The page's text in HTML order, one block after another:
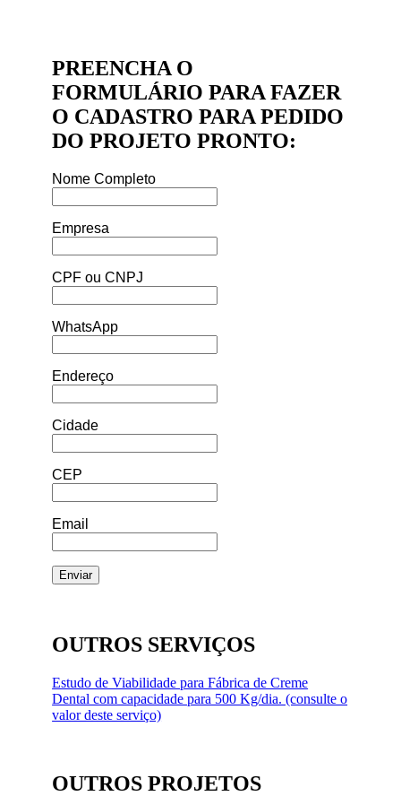
PREENCHA O
FORMULÁRIO PARA FAZER
O CADASTRO PARA PEDIDO
DO PROJETO PRONTO:
Nome Completo
Empresa
CPF ou CNPJ
WhatsApp
Endereço
Cidade
CEP
Email
OUTROS SERVIÇOS
Estudo de Viabilidade para Fábrica de Creme
Dental com capacidade para 500 Kg/dia. (consulte o
valor deste serviço)
OUTROS PROJETOS